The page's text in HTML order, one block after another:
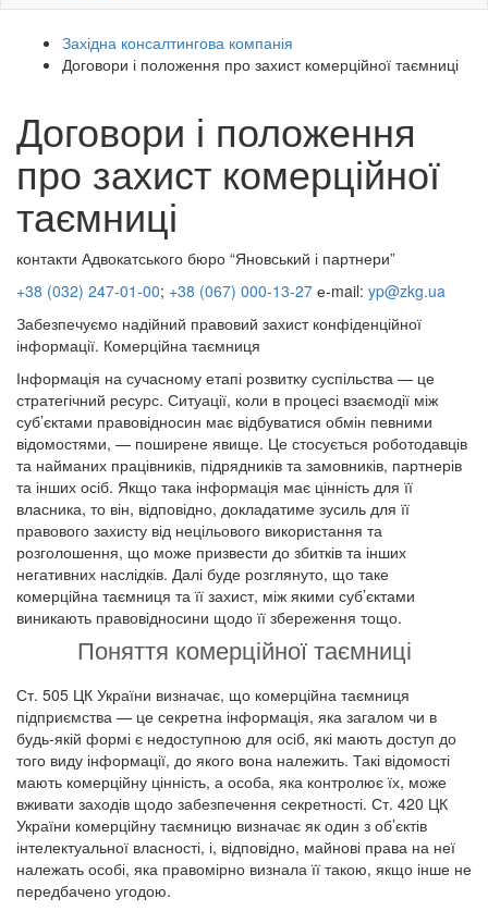
Західна консалтингова компанія
Договори і положення про захист комерційної таємниці
Договори і положення
про захист комерційної
таємниці
контакти Адвокатського бюро “Яновський і партнери”
+38 (032) 247-01-00; +38 (067) 000-13-27 е-mail: yp@zkg.ua
Забезпечуємо надійний правовий захист конфіденційної
інформації. Комерційна таємниця
Інформація на сучасному етапі розвитку суспільства — це
стратегічний ресурс. Ситуації, коли в процесі взаємодії між
суб’єктами правовідносин має відбуватися обмін певними
відомостями, — поширене явище. Це стосується роботодавців
та найманих працівників, підрядників та замовників, партнерів
та інших осіб. Якщо така інформація має цінність для її
власника, то він, відповідно, докладатиме зусиль для її
правового захисту від нецільового використання та
розголошення, що може призвести до збитків та інших
негативних наслідків. Далі буде розглянуто, що таке
комерційна таємниця та її захист, між якими суб’єктами
виникають правовідносини щодо її збереження тощо.
Поняття комерційної таємниці
Ст. 505 ЦК України визначає, що комерційна таємниця
підприємства — це секретна інформація, яка загалом чи в
будь-якій формі є недоступною для осіб, які мають доступ до
того виду інформації, до якого вона належить. Такі відомості
мають комерційну цінність, а особа, яка контролює їх, може
вживати заходів щодо забезпечення секретності. Ст. 420 ЦК
України комерційну таємницю визначає як один з об’єктів
інтелектуальної власності, і, відповідно, майнові права на неї
належать особі, яка правомірно визнала її такою, якщо інше не
передбачено угодою.